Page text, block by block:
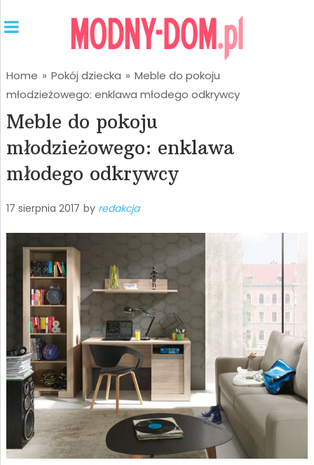
Home » Pokój dziecka » Meble do pokoju
młodzieżowego: enklawa młodego odkrywcy
Meble do pokoju
młodzieżowego: enklawa
młodego odkrywcy
17 sierpnia 2017 by redakcja